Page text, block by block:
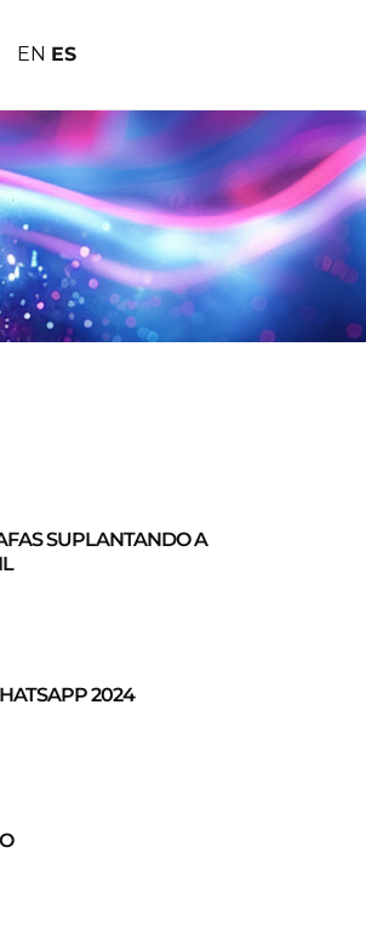
EN ES
SUPLANTANDO A
2024